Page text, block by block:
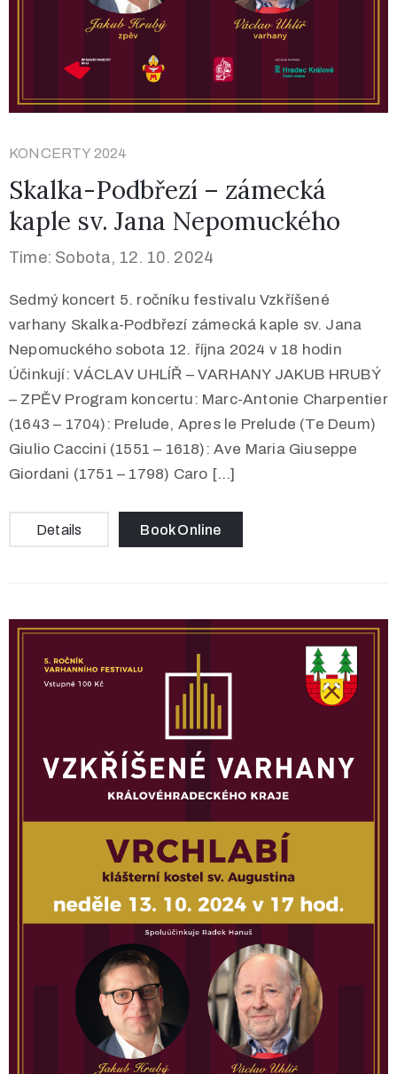
KONCERTY 2024
Skalka-Podbřezí – zámecká
kaple sv. Jana Nepomuckého
Time: Sobota, 12. 10. 2024
Sedmý koncert 5. ročníku festivalu Vzkříšené
varhany Skalka-Podbřezí zámecká kaple sv. Jana
Nepomuckého sobota 12. října 2024 v 18 hodin
Účinkují: VÁCLAV UHLÍŘ – VARHANY JAKUB HRUBÝ
– ZPĚV Program koncertu: Marc-Antonie Charpentier
(1643 – 1704): Prelude, Apres le Prelude (Te Deum)
Giulio Caccini (1551 – 1618): Ave Maria Giuseppe
Giordani (1751 – 1798) Caro […]
Details Book Online